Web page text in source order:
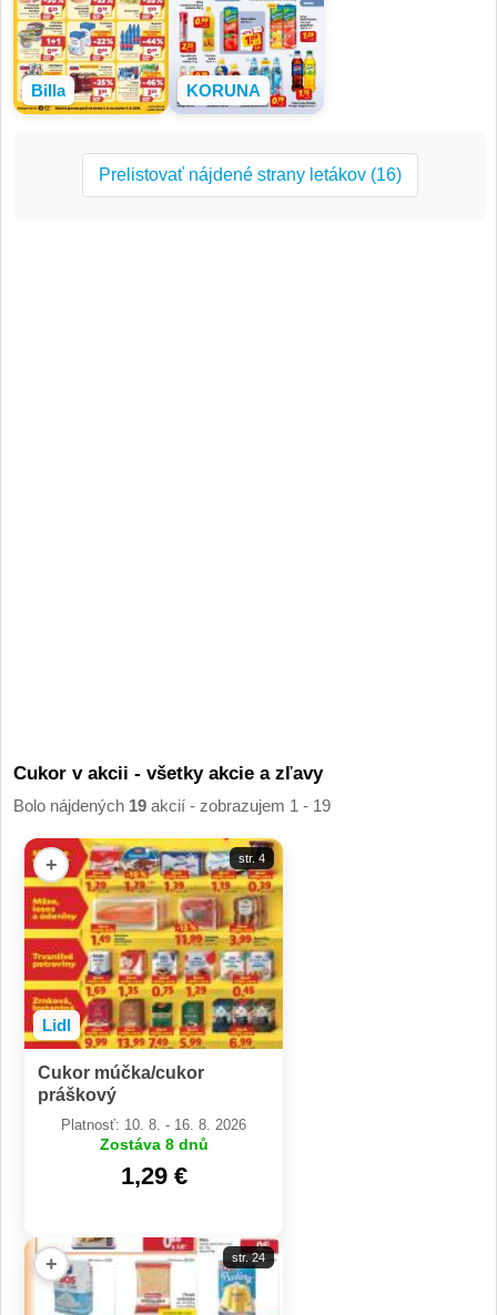
Billa KORUNA
Prelistovať nájdené strany letákov (16)
Cukor v akcii - všetky akcie a zľavy
Bolo nájdených 19 akcií - zobrazujem 1 - 19
+
Lidl
str. 4
Cukor múčka/cukor
práškový
Platnosť: 10. 8. - 16. 8. 2026
Zostáva 8 dnů
1,29 €
+ str. 24